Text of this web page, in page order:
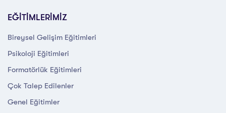
EĞİTİMLERİMİZ
Bireysel Gelişim Eğitimleri
Psikoloji Eğitimleri
Formatörlük Eğitimleri
Çok Talep Edilenler
Genel Eğitimler